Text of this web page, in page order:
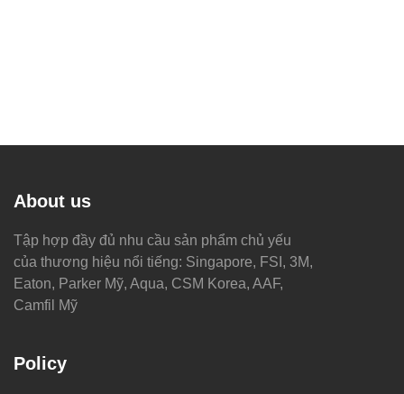
About us
Tập hợp đầy đủ nhu cầu sản phẩm chủ yếu
của thương hiệu nổi tiếng: Singapore, FSI, 3M,
Eaton, Parker Mỹ, Aqua, CSM Korea, AAF,
Camfil Mỹ
Policy